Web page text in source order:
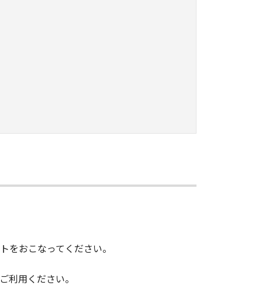
ソースソフトウェアに対して
ュアルまたは機種仕様が記載され
三者に再使用許諾、譲渡、販売、
キヤノンのライセンサーは、「許
おこなってください。
利用ください。